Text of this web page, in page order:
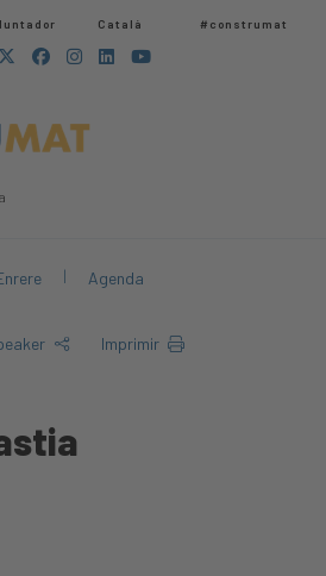
Català #construmat
| Agenda
Imprimir